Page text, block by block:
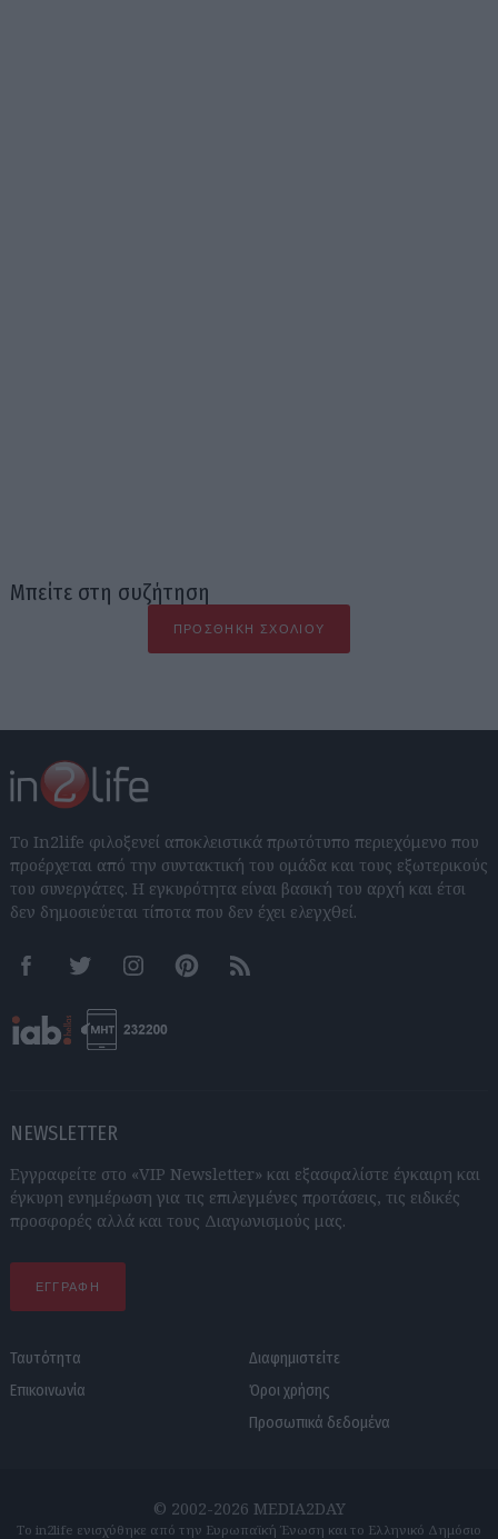
Μπείτε στη συζήτηση
ΠΡΟΣΘΉΚΗ ΣΧΟΛΊΟΥ
Το In2life φιλοξενεί αποκλειστικά πρωτότυπο περιεχόμενο που
προέρχεται από την συντακτική του ομάδα και τους εξωτερικούς
του συνεργάτες. Η εγκυρότητα είναι βασική του αρχή και έτσι
δεν δημοσιεύεται τίποτα που δεν έχει ελεγχθεί.
FacebookTwitter InstagramPinterestRSS feeds
NEWSLETTER
Εγγραφείτε στο «VIP Newsletter» και εξασφαλίστε έγκαιρη και
έγκυρη ενημέρωση για τις επιλεγμένες προτάσεις, τις ειδικές
προσφορές αλλά και τους Διαγωνισμούς μας.
ΕΓΓΡΑΦΗ
Ταυτότητα
Επικοινωνία
Διαφημιστείτε
Όροι χρήσης
Προσωπικά δεδομένα
© 2002-2026 MEDIA2DAY
Το in2life ενισχύθηκε από την Ευρωπαϊκή Ένωση και το Ελληνικό Δημόσιο